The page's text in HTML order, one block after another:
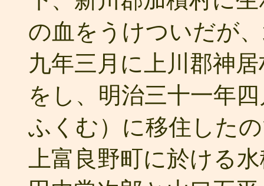
の血をうけついだが
九年三月に上川郡神
をし、明治三十一年
ふくむ）に移住した
上富良野町に於ける